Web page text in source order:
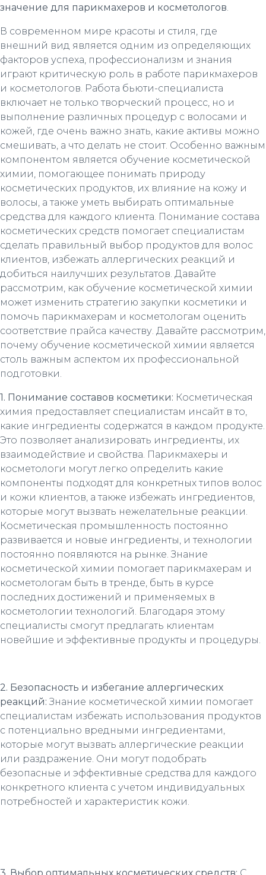
значение для парикмахеров и косметологов.
В современном мире красоты и стиля, где
внешний вид является одним из определяющих
факторов успеха, профессионализм и знания
играют критическую роль в работе парикмахеров
и косметологов. Работа бьюти-специалиста
включает не только творческий процесс, но и
выполнение различных процедур с волосами и
кожей, где очень важно знать, какие активы можно
смешивать, а что делать не стоит. Особенно важным
компонентом является обучение косметической
химии, помогающее понимать природу
косметических продуктов, их влияние на кожу и
волосы, а также уметь выбирать оптимальные
средства для каждого клиента. Понимание состава
косметических средств помогает специалистам
сделать правильный выбор продуктов для волос
клиентов, избежать аллергических реакций и
добиться наилучших результатов. Давайте
рассмотрим, как обучение косметической химии
может изменить стратегию закупки косметики и
помочь парикмахерам и косметологам оценить
соответствие прайса качеству. Давайте рассмотрим,
почему обучение косметической химии является
столь важным аспектом их профессиональной
подготовки.
1. Понимание составов косметики: Косметическая
химия предоставляет специалистам инсайт в то,
какие ингредиенты содержатся в каждом продукте.
Это позволяет анализировать ингредиенты, их
взаимодействие и свойства. Парикмахеры и
косметологи могут легко определить какие
компоненты подходят для конкретных типов волос
и кожи клиентов, а также избежать ингредиентов,
которые могут вызвать нежелательные реакции.
Косметическая промышленность постоянно
развивается и новые ингредиенты, и технологии
постоянно появляются на рынке. Знание
косметической химии помогает парикмахерам и
косметологам быть в тренде, быть в курсе
последних достижений и применяемых в
косметологии технологий. Благодаря этому
специалисты смогут предлагать клиентам
новейшие и эффективные продукты и процедуры.
2. Безопасность и избегание аллергических
реакций: Знание косметической химии помогает
специалистам избежать использования продуктов
с потенциально вредными ингредиентами,
которые могут вызвать аллергические реакции
или раздражение. Они могут подобрать
безопасные и эффективные средства для каждого
конкретного клиента с учетом индивидуальных
потребностей и характеристик кожи.